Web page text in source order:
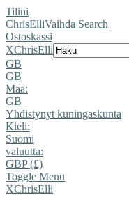
Tilini
ChrisElliVaihda Search
Ostoskassi
XChrisElli
GB
GB
Maa:
GB
Yhdistynyt kuningaskunta
Kieli:
Suomi
valuutta:
GBP (£)
Toggle Menu
XChrisElli